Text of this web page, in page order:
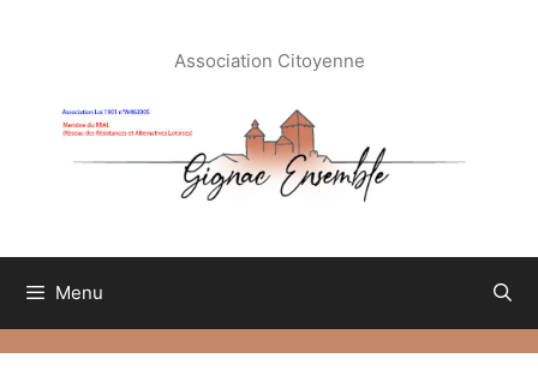
Association Citoyenne
Menu